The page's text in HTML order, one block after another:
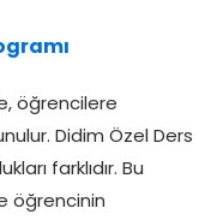
öğrencilere
Didim Özel Ders
farklıdır. Bu
öğrencinin